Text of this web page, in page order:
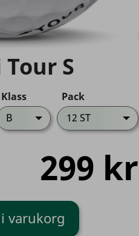
S
Klass
B
Pack
12 ST
299 kr